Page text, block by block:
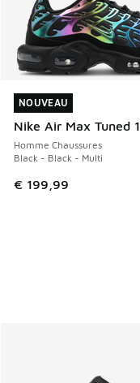
NOUVEAU
Nike Air Max Tuned 1
Homme Chaussures
Black - Black - Multi
€ 199,99
NOUVEAU